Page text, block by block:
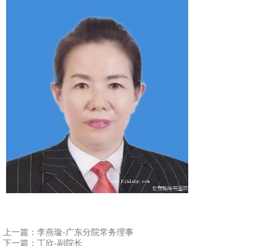
1 2
上一篇： 李燕璇-广东分院常务理事
下一篇： 丁欣-副院长